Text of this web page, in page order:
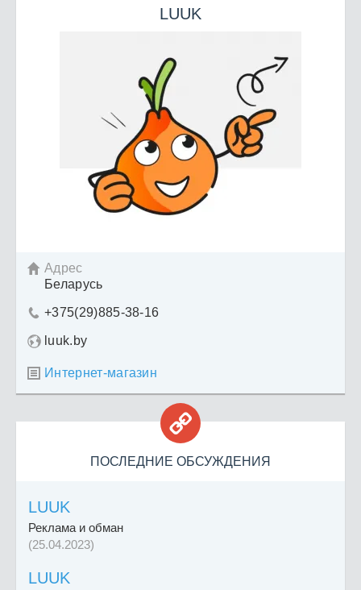
LUUK
 Адрес
Беларусь
 +375(29)885-38-16
luuk.by
 Интернет-магазин

ПОСЛЕДНИЕ ОБСУЖДЕНИЯ
LUUK
Реклама и обман
(25.04.2023)
LUUK